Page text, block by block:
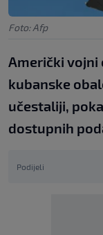
Foto: Afp
Američki vojni
kubanske
učestaliji,
dostupnih
Podijeli